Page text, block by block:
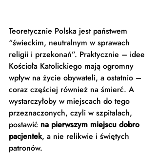
Teoretycznie Polska jest państwem
“świeckim, neutralnym w sprawach
religii i przekonań”. Praktycznie – idee
Kościoła Katolickiego mają ogromny
wpływ na życie obywateli, a ostatnio –
coraz częściej również na śmierć. A
wystarczyłoby w miejscach do tego
przeznaczonych, czyli w szpitalach,
postawić na pierwszym miejscu dobro
pacjentek, a nie relikwie i świętych
patronów.